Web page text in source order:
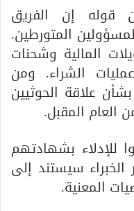
قوله إن الفريق
المتورطين.
المالية وشحنات
الشراء. ومن
علاقة الحوثيين
العام المقبل.
للإدلاء بشهادتهم
الخبراء سيستند إلى
المعنية.